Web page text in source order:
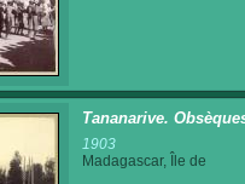
Tananarive.
1903
Madagascar, Île de